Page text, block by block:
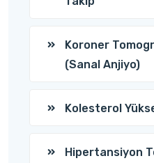
Koroner
(Sanal Anjiyo)
Kolesterol
Hipertansiyon